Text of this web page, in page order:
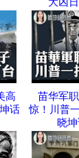
高
话
苗华军
惊！川普
晓坤